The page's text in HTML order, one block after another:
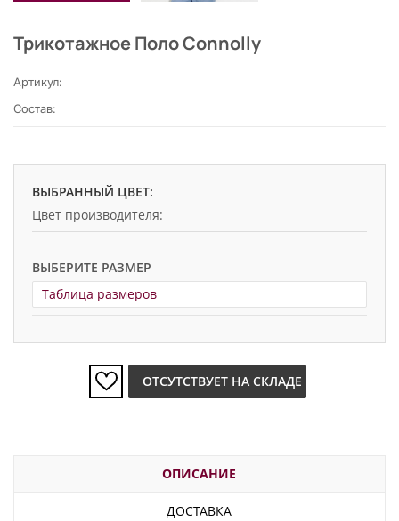
Трикотажное Поло Connolly
Артикул:
Состав:
ВЫБРАННЫЙ ЦВЕТ:
Цвет производителя:
ВЫБЕРИТЕ РАЗМЕР
Таблица размеров
ОТСУТСТВУЕТ НА СКЛАДЕ
ОПИСАНИЕ
ДОСТАВКА